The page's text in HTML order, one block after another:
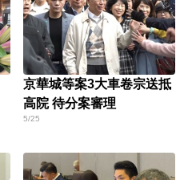
京華城等案3大車卷宗送抵
高院 待分案審理
5/25